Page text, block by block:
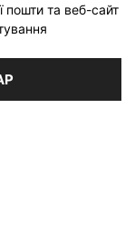
пошти та веб-сайт